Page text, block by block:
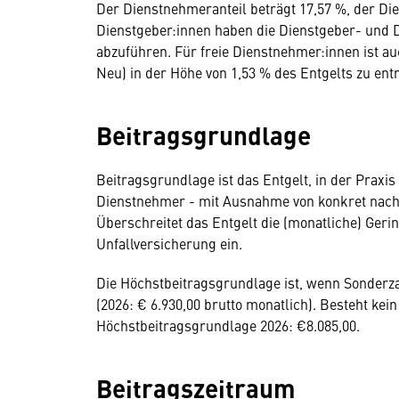
Der Dienstnehmeranteil beträgt 17,57 %, der
Dienstgeber:innen haben die Dienstgeber- und
abzuführen. Für freie Dienstnehmer:innen ist
Neu) in der Höhe von 1,53 % des Entgelts zu
Beitragsgrundlage
Beitragsgrundlage ist das Entgelt, in der
Dienstnehmer - mit Ausnahme von konkret
Überschreitet das Entgelt die (monatliche)
Unfallversicherung ein.
Die Höchstbeitragsgrundlage ist, wenn
(2026: € 6.930,00 brutto monatlich). Besteht
Höchstbeitragsgrundlage 2026: €8.085,00.
Beitragszeitraum